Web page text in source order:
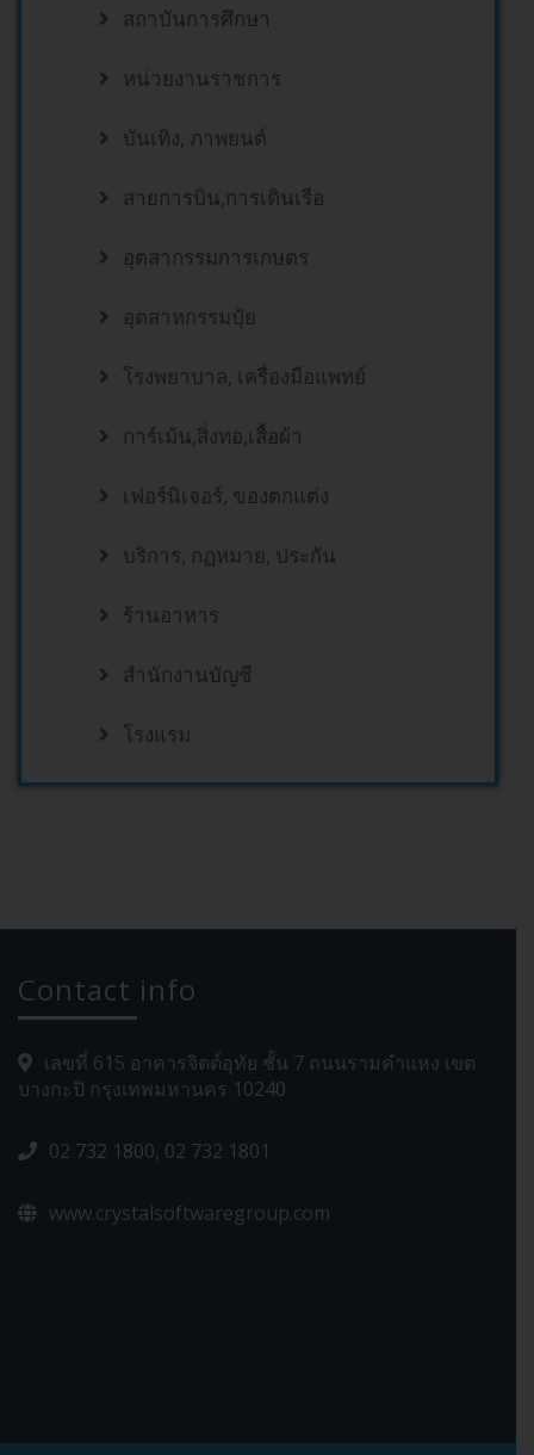
สถาบันการศึกษา
หน่วยงานราชการ
บันเทิง, ภาพยนต์
สายการบิน,การเดินเรือ
อุตสากรรมการเกษตร
อุตสาหกรรมปุ๋ย
โรงพยาบาล, เครื่องมือแพทย์
การ์เม้น,สิ่งทอ,เสื้อผ้า
เฟอร์นิเจอร์, ของตกแต่ง
บริการ, กฏหมาย, ประกัน
ร้านอาหาร
สำนักงานบัญชี
โรงแรม
Contact info
เลขที่ 615 อาคารจิตต์อุทัย ชั้น 7 ถนนรามคำแหง เขต
บางกะปิ กรุงเทพมหานคร 10240
02 732 1800, 02 732 1801
www.crystalsoftwaregroup.com